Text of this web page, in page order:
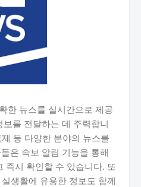
한 뉴스를 실시간으로 제공
를 전달하는 데 주력합니
등 다양한 분야의 뉴스를
은 속보 알림 기능을 통해
즉시 확인할 수 있습니다. 또
생활에 유용한 정보도 함께